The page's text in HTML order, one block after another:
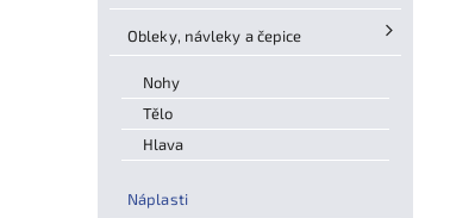
Obleky, návleky a čepice
Nohy
Tělo
Hlava
Náplasti